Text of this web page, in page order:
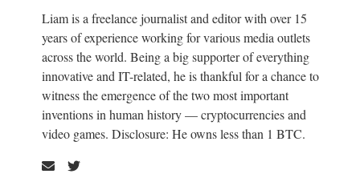
Liam is a freelance journalist and editor with over 15
years of experience working for various media outlets
across the world. Being a big supporter of everything
innovative and IT-related, he is thankful for a chance to
witness the emergence of the two most important
inventions in human history — cryptocurrencies and
video games. Disclosure: He owns less than 1 BTC.